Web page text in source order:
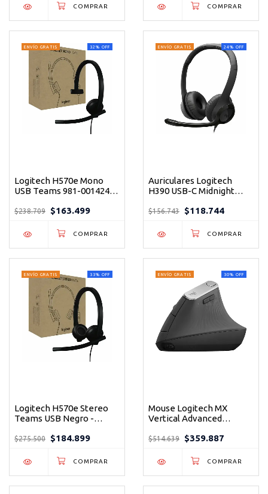
32 % OFF
ENVÍO GRATIS
Logitech H570e Mono
USB Teams 981-001424
profesional certificado
$238.709 $163.499
24% OFF
ENVÍO GRATIS
Auriculares Logitech
H390 USB-C Midnight
Digital - Audífonos con
reuniones sin
$156.743 $118.744
33% OFF
ENVÍO GRATIS
Logitech H570e Stereo
Teams USB Negro -
certificado para
interrupciones
$275.500 $184.899
30% OFF
ENVÍO GRATIS
Mouse Logitech MX
Vertical Advanced
mouse que cuida tu
trabajas
$514.639 $359.887